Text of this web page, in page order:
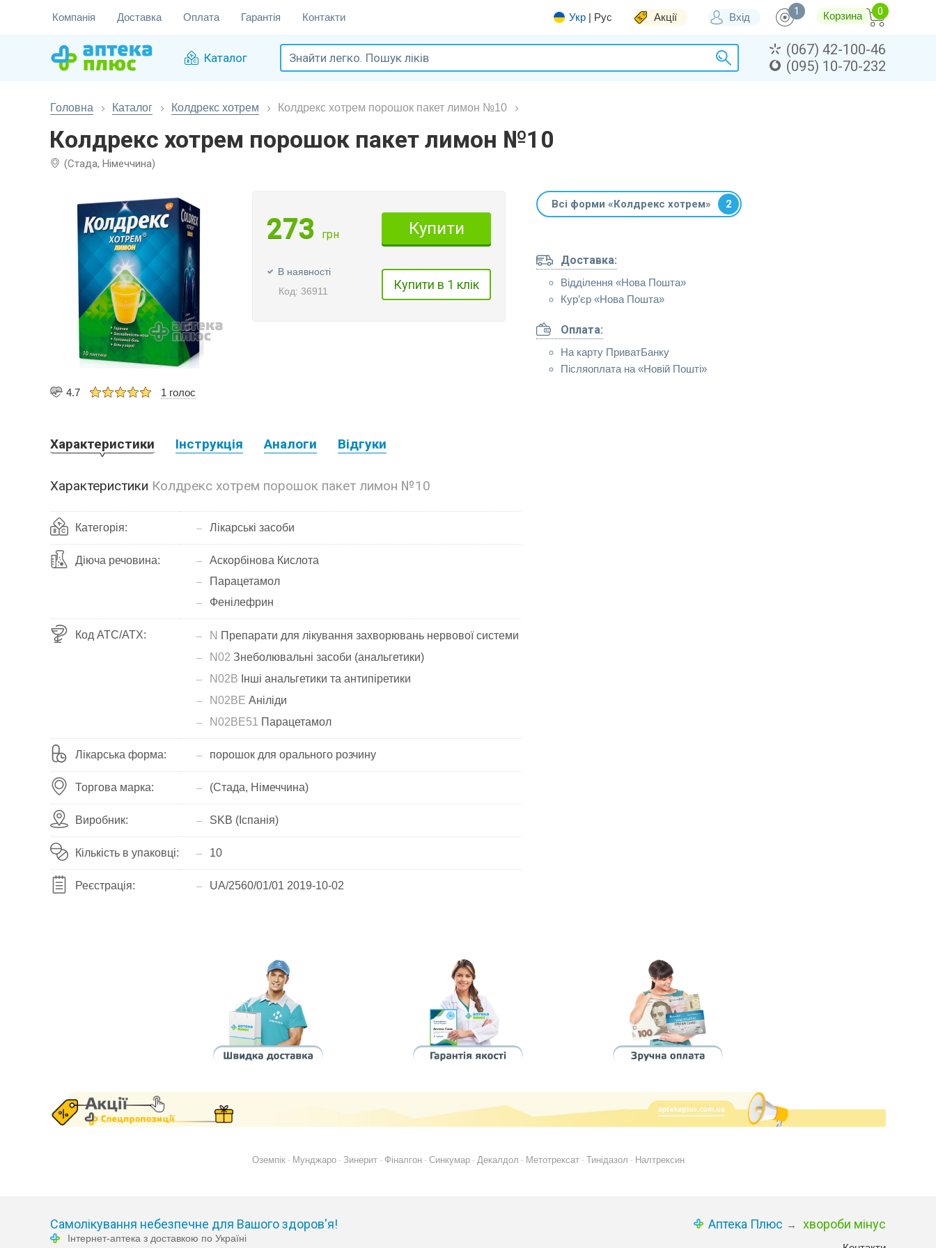
Компанія Доставка Оплата Гарантія Контакти Укр | Рус Акції Вхід 1 Корзина
Каталог
(067) 42-100-46
(095) 10-70-232
Головна Каталог Колдрекс хотрем Колдрекс хотрем порошок пакет лимон №10
Колдрекс хотрем порошок пакет лимон №10
(Стада, Німеччина)
4.7 1 голос
273 грн
В наявності
Код: 36911
Купити
Купити в 1 клік
Всі форми «Колдрекс хотрем» 2
Доставка:
Відділення «Нова Пошта»
Кур’єр «Нова Пошта»
Оплата:
На карту ПриватБанку
Післяоплата на «Новій Пошті»
Характеристики Інструкція Аналоги Відгуки
Характеристики Колдрекс хотрем порошок пакет лимон №10
Категорія: Лікарські засоби
Діюча речовина:
Аскорбінова Кислота
Парацетамол
Фенілефрин
Код АТС/ATX: N Препарати для лікування захворювань нервової системи
N02 Знеболювальні засоби (анальгетики)
N02B Інші анальгетики та антипіретики
N02BE Аніліди
N02BE51
Парацетамол
Лікарська форма: порошок для орального розчину
Торгова марка: (Стада, Німеччина)
Виробник: SKB (Іспанія)
Кількість в упаковці: 10
Реєстрація: UA/2560/01/01 2019-10-02
Оземпік- Мунджаро- Зинерит- Фіналгон- Синкумар- Декалдол - Метотрексат- Тинідазол - Налтрексин
Самолікування небезпечне для Вашого здоров'я!
Інтернет-аптека з доставкою по Україні
Аптека Плюс → хвороби мінус